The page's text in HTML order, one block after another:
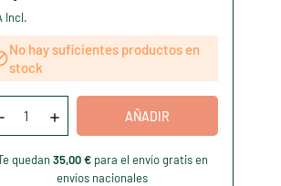
Incl.
No hay suficientes productos en
stock
AÑADIR
quedan 35,00 €para el envío gratis en
envíos nacionales